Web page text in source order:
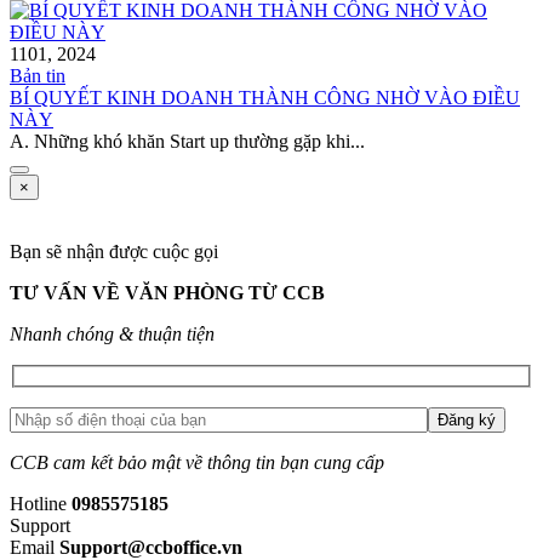
1101, 2024
Bản tin
BÍ QUYẾT KINH DOANH THÀNH CÔNG NHỜ VÀO ĐIỀU
NÀY
A. Những khó khăn Start up thường gặp khi...
×
Bạn sẽ nhận được cuộc gọi
TƯ VẤN VỀ VĂN PHÒNG TỪ CCB
Nhanh chóng & thuận tiện
CCB cam kết bảo mật về thông tin bạn cung cấp
Hotline 0985575185
Support
Email Support@ccboffice.vn